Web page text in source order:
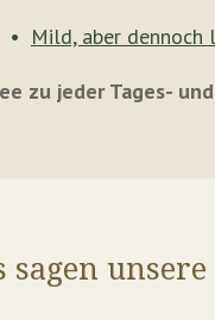
Mild, aber dennoch
zu jeder Tages-
sagen